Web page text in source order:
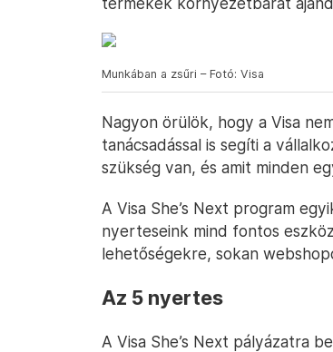
Munkában a zsűri – Fotó: Visa
Nagyon örülök, hogy a Visa
tanácsadással is segíti a
szükség van, és amit minden
A Visa She’s Next program
nyerteseink mind fontos
lehetőségekre, sokan
Az 5 nyertes
A Visa She’s Next pályázatra